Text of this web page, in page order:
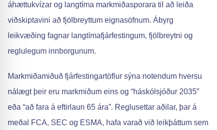
áhættukvízar og langtíma markmiðasporara til að leiða
viðskiptavini að fjölbreyttum eignasöfnum. Ábyrg
leikvæðing fagnar langtímafjárfestingum, fjölbreytni og
reglulegum innborgunum.
Markmiðamiðuð fjárfestingartöflur sýna notendum hversu
nálægt þeir eru markmiðum eins og “háskólsjóður 2035”
eða “að fara á eftirlaun 65 ára”. Reglusettar aðilar, þar á
meðal FCA, SEC og ESMA, hafa varað við leikþáttum sem